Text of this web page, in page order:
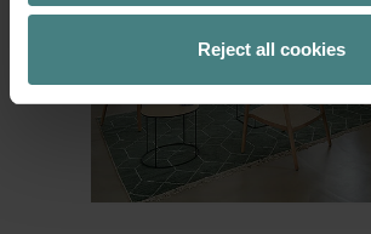
Reject all cookies